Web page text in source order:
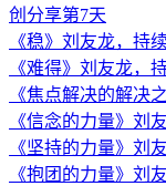
创分享第7天
《稳》刘友龙，持
《难得》刘友龙，
《焦点解决的解决
《信念的力量》刘
《坚持的力量》刘
《抱团的力量》刘